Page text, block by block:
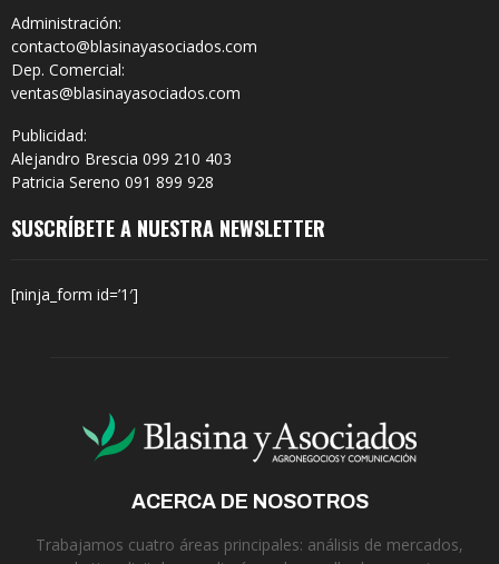
Administración:
contacto@blasinayasociados.com
Dep. Comercial:
ventas@blasinayasociados.com
Publicidad:
Alejandro Brescia 099 210 403
Patricia Sereno 091 899 928
SUSCRÍBETE A NUESTRA NEWSLETTER
[ninja_form id=’1′]
ACERCA DE NOSOTROS
Trabajamos cuatro áreas principales: análisis de mercados,